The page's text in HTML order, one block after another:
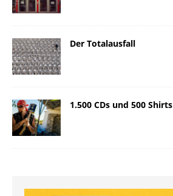
Der Totalausfall
1.500 CDs und 500 Shirts